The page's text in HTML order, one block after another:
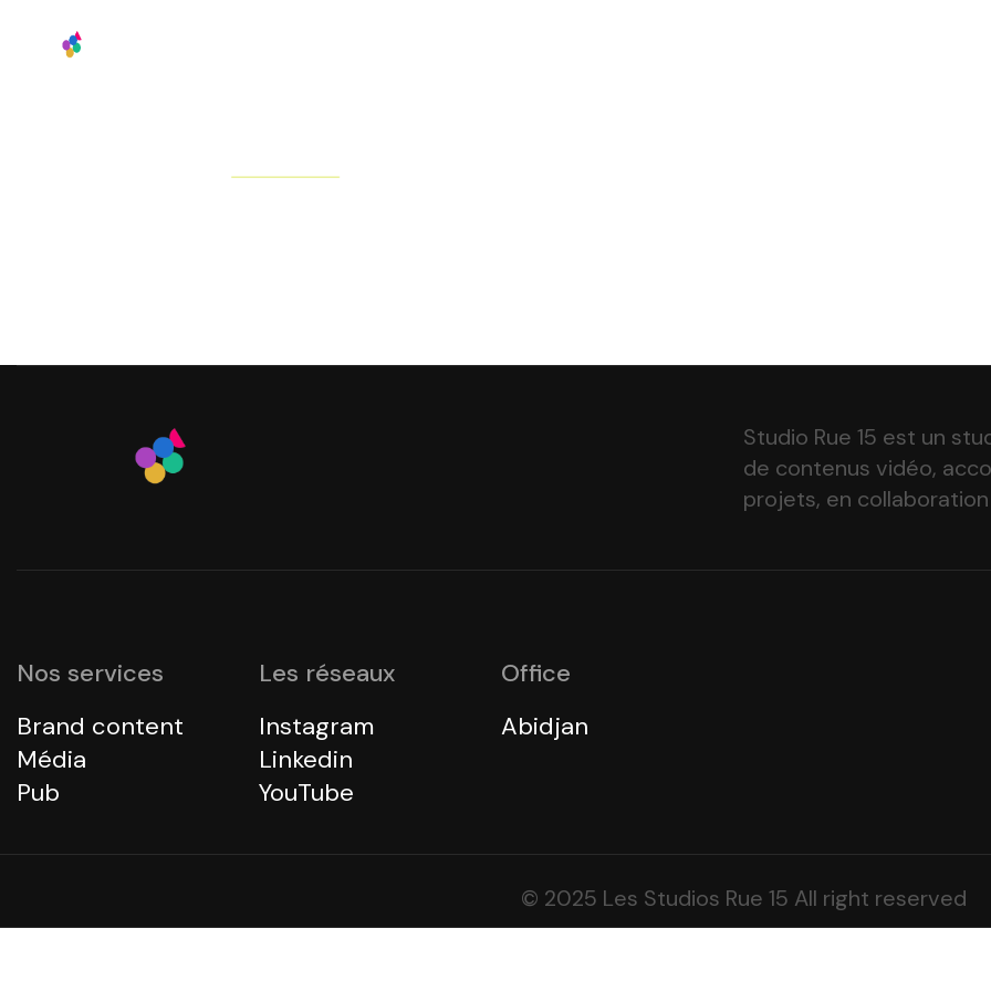
Studio Rue 15 est un
de contenus vidéo,
projets, en
Nos services
Brand content
Média
Pub
Les réseaux
Instagram
Linkedin
YouTube
Office
Abidjan
© 2025 Les Studios Rue 15 All right reserved